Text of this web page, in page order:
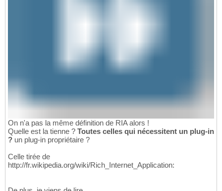
On n'a pas la même définition de RIA alors !
Quelle est la tienne ? Toutes celles qui nécessitent un plug-in
? un plug-in propriétaire ?
Celle tirée de
http://fr.wikipedia.org/wiki/Rich_Internet_Application: